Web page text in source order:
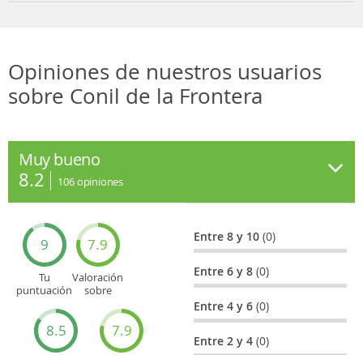
Opiniones de nuestros usuarios
sobre Conil de la Frontera
Muy bueno
8.2 106opiniones
9
Tu
puntuación
7.9
Valoración
sobre
8.5 7.9
Entre 8 y 10(0)
Entre 6 y 8(0)
Entre 4 y 6(0)
Entre 2 y 4(0)